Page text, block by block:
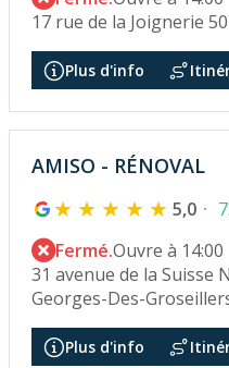
17 rue de la Joignerie
Plus d'info
AMISO - RÉNOVAL
5,0
Fermé.Ouvre à 14:00
31 avenue de la Suisse
Georges-Des-
Plus d'info